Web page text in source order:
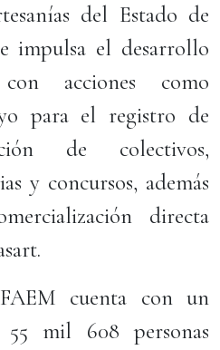
del Estado de
impulsa el desarrollo
acciones como
para el registro de
de colectivos,
y concursos, además
directa
cuenta con un
mil 608 personas